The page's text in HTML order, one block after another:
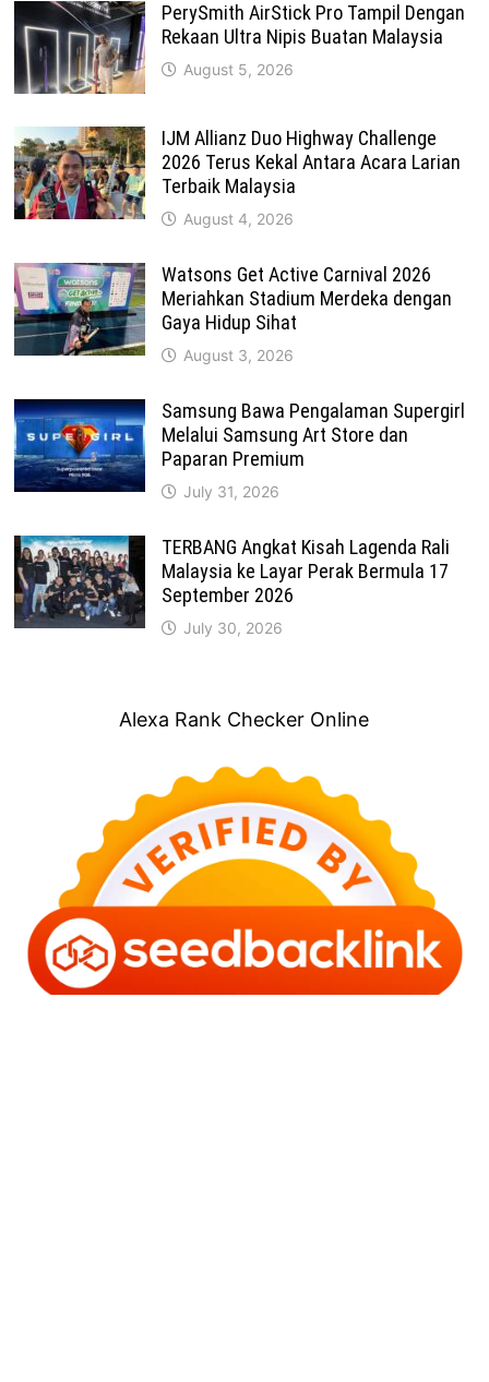
PerySmith AirStick Pro Tampil Dengan
Rekaan Ultra Nipis Buatan Malaysia
August 5, 2026
IJM Allianz Duo Highway Challenge
2026 Terus Kekal Antara Acara Larian
Terbaik Malaysia
August 4, 2026
Watsons Get Active Carnival 2026
Meriahkan Stadium Merdeka dengan
Gaya Hidup Sihat
August 3, 2026
Samsung Bawa Pengalaman Supergirl
Melalui Samsung Art Store dan
Paparan Premium
July 31, 2026
TERBANG Angkat Kisah Lagenda Rali
Malaysia ke Layar Perak Bermula 17
September 2026
July 30, 2026
Alexa Rank Checker Online